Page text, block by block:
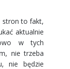
stron to fakt,
aktualnie
w tych
nie trzeba
nie będzie